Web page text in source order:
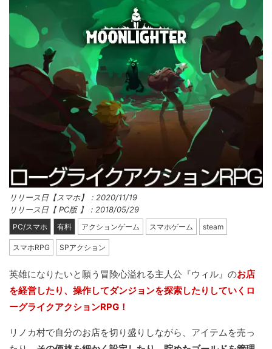
リリース日【スマホ】：2020/11/19
リリース日【 PC版 】：2018/05/29
PC/スマホ 有料 アクションゲーム スマホゲーム steam
スマホRPG SPアクション
英雄になりたいと願う冒険心溢れる主人公『ウィル』のお店
を経営したり、操作してダンジョンを探索したりしていくロ
ーグライクアクションRPG！
リノカ村で自分のお店を切り盛りしながら、アイテムを売っ